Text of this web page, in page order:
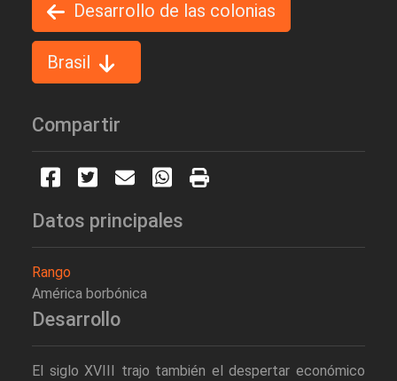
Desarrollo de las colonias
Brasil
Compartir
Datos principales
Rango
América borbónica
Desarrollo
El siglo XVIII trajo también el despertar económico